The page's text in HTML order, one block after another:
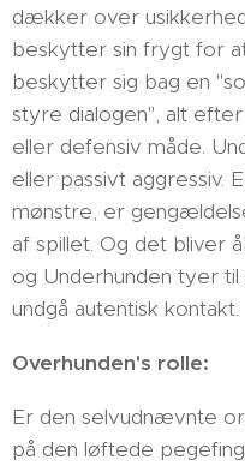
dækker over
beskytter sin frygt for
beskytter sig bag en
styre dialogen", alt
eller defensiv måde.
eller passivt aggressiv.
mønstre, er
af spillet. Og det bliver
og Underhunden tyer
undgå autentisk kontakt.
Overhunden's rolle:
Er den selvudnævnte
på den løftede